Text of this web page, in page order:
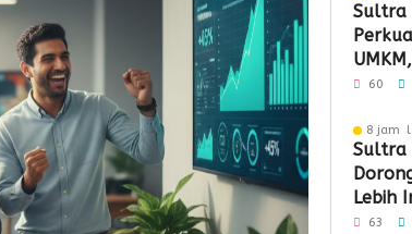
Sultra
60
8 jam
Sultra
Lebih
63